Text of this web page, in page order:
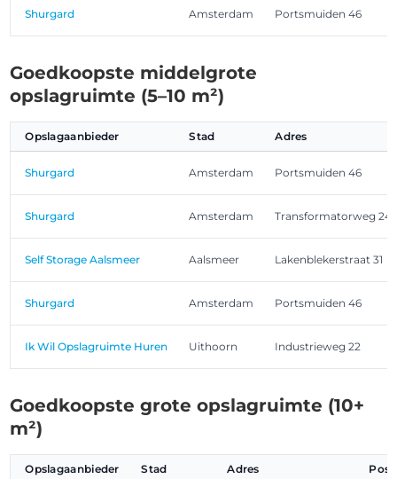
Shurgard Amsterdam Portsmuiden 46
Goedkoopste middelgrote
opslagruimte (5–10 m²)
Opslagaanbieder Stad Adres
Shurgard Amsterdam Portsmuiden 46
Shurgard Amsterdam Transformatorweg 24
Self Storage Aalsmeer Aalsmeer Lakenblekerstraat 31
Shurgard Amsterdam Portsmuiden 46
Ik Wil Opslagruimte Huren Uithoorn Industrieweg 22
Goedkoopste grote opslagruimte (10+
m²)
Opslagaanbieder Stad Adres